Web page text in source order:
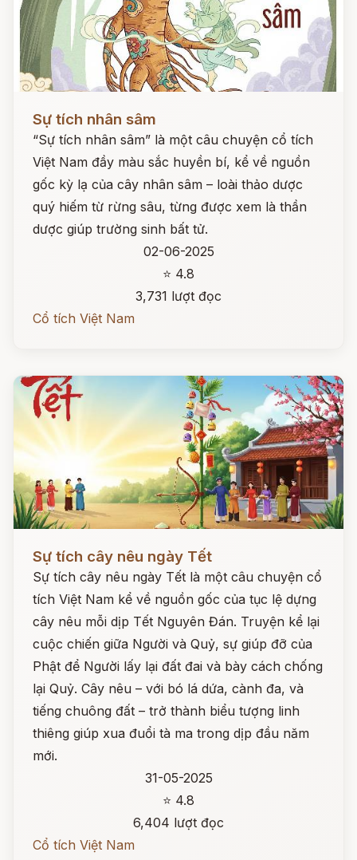
Sự tích nhân sâm
“Sự tích nhân sâm” là một câu chuyện cổ tích
Việt Nam đầy màu sắc huyền bí, kể về nguồn
gốc kỳ lạ của cây nhân sâm – loài thảo dược
quý hiếm từ rừng sâu, từng được xem là thần
dược giúp trường sinh bất tử.
02-06-2025
⭐ 4.8
3,731 lượt đọc
Cổ tích Việt Nam
Sự tích cây nêu ngày Tết
Sự tích cây nêu ngày Tết là một câu chuyện cổ
tích Việt Nam kể về nguồn gốc của tục lệ dựng
cây nêu mỗi dịp Tết Nguyên Đán. Truyện kể lại
cuộc chiến giữa Người và Quỷ, sự giúp đỡ của
Phật để Người lấy lại đất đai và bày cách chống
lại Quỷ. Cây nêu – với bó lá dứa, cành đa, và
tiếng chuông đất – trở thành biểu tượng linh
thiêng giúp xua đuổi tà ma trong dịp đầu năm
mới.
31-05-2025
⭐ 4.8
6,404 lượt đọc
Cổ tích Việt Nam